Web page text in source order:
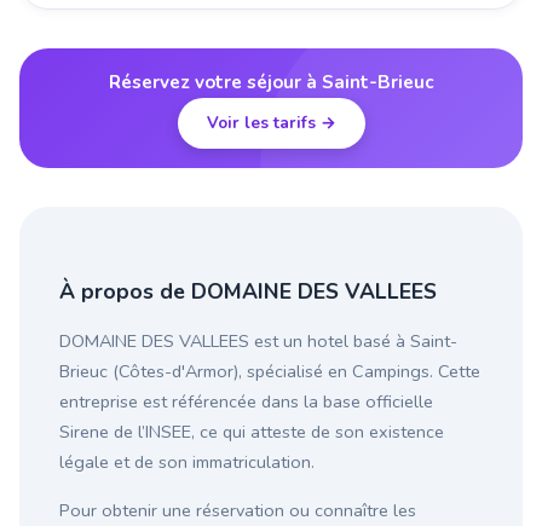
Réservez votre séjour à Saint-Brieuc
Voir les tarifs →
À propos de DOMAINE DES VALLEES
DOMAINE DES VALLEES est un hotel basé à Saint-
Brieuc (Côtes-d'Armor), spécialisé en Campings. Cette
entreprise est référencée dans la base officielle
Sirene de l’INSEE, ce qui atteste de son existence
légale et de son immatriculation.
Pour obtenir une réservation ou connaître les